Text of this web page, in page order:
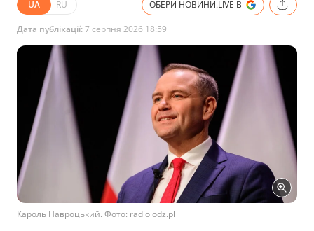
UA RU ОБЕРИ НОВИНИ.LIVE В
Дата публікації:7 серпня 2026 18:59
Кароль Навроцький. Фото: radiolodz.pl